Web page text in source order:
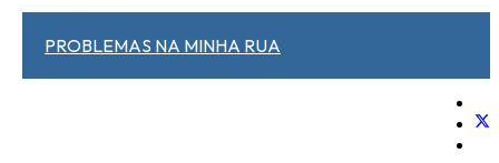
PROBLEMAS NA MINHA RUA